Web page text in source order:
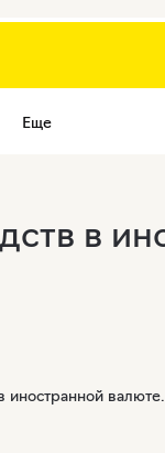
Еще
в
иностранной валюте.